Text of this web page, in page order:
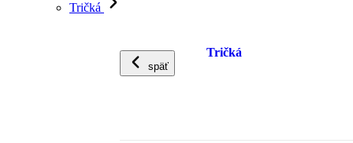
Tričká
späť
Tričká